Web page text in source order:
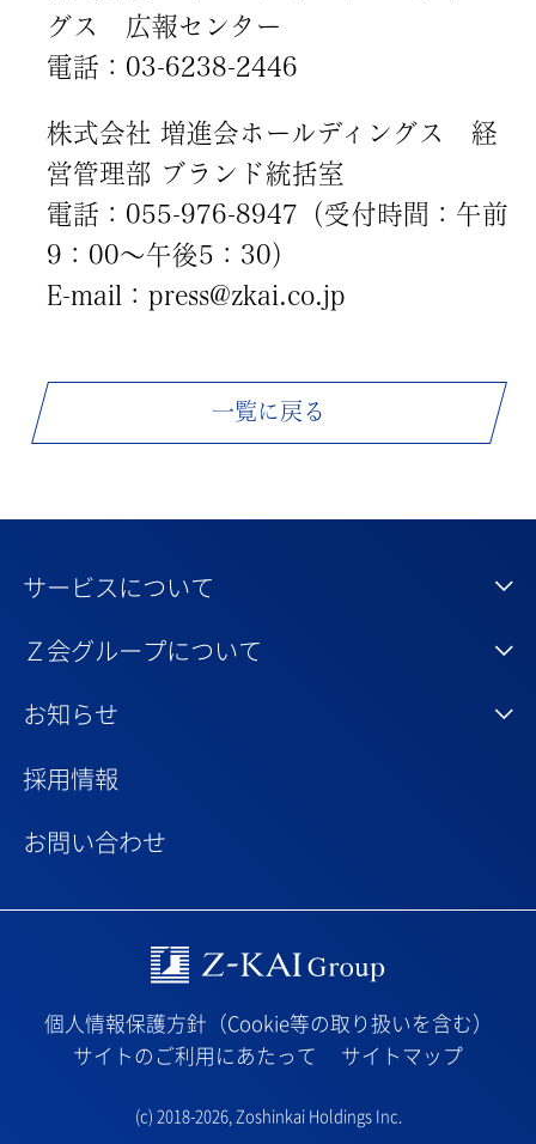
グス 広報センター
電話：03-6238-2446
株式会社 増進会ホールディングス 経
営管理部 ブランド統括室
電話：055-976-8947（受付時間：午前
9：00～午後5：30）
E-mail：press@zkai.co.jp
一覧に戻る
サービスについて
Ｚ会グループについて
お知らせ
採用情報
お問い合わせ
Z-kai Group
個人情報保護方針（Cookie等の取り扱いを含む）
サイトのご利用にあたって
サイトマップ
(c) 2018-2026, Zoshinkai Holdings Inc.